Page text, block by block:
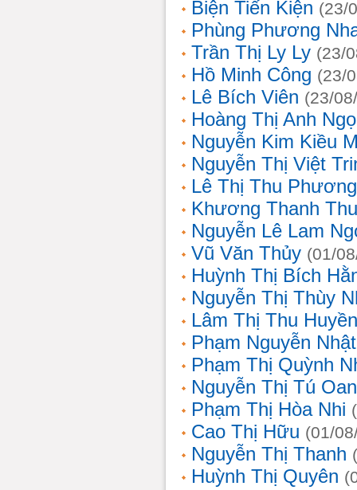
Biện Tiến Kiện (23/
Phùng Phương
Trần Thị Ly Ly (23/
Hồ Minh Công (23/
Lê Bích Viên (23/
Hoàng Thị Anh
Nguyễn Kim Kiều
Nguyễn Thị Việt
Lê Thị Thu Phương
Khương Thanh
Nguyễn Lê Lam
Vũ Văn Thủy (01/
Huỳnh Thị Bích
Nguyễn Thị Thùy
Lâm Thị Thu Huyền
Phạm Nguyễn
Phạm Thị Quỳnh
Nguyễn Thị Tú
Phạm Thị Hòa Nhi
Cao Thị Hữu (01/
Nguyễn Thị Thanh
Huỳnh Thị Quyên